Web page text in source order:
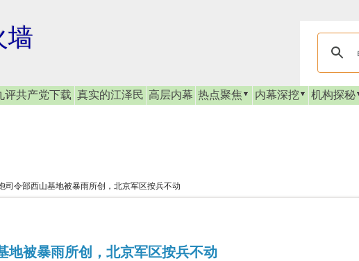
墙
评共产党下载 真实的江泽民 高层内幕 热点聚焦 内幕深挖 机构探秘
司令部西山基地被暴雨所创，北京军区按兵不动
地被暴雨所创，北京军区按兵不动